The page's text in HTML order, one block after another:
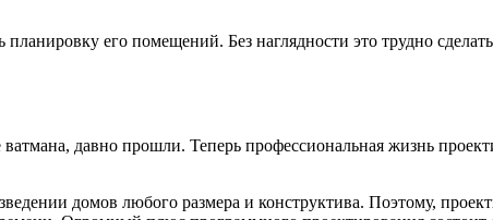
его помещений. Без наглядности это трудно
давно прошли. Теперь профессиональная жизнь
домов любого размера и конструктива. Поэтому,